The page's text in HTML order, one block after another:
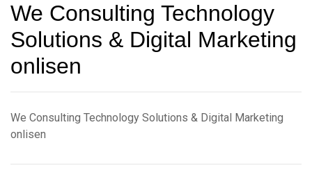
We Consulting Technology
Solutions & Digital Marketing
onlisen
We Consulting Technology Solutions & Digital Marketing
onlisen